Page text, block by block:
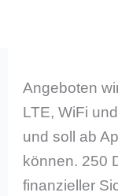
Angeboten
LTE, WiFi
und soll ab
können. 250
finanzieller